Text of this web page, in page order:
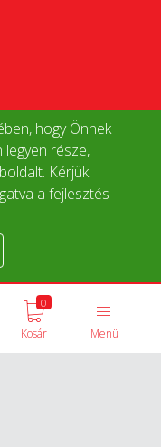
hogy Önnek
része,
Kérjük
a fejlesztés
Menü
0
Kosár